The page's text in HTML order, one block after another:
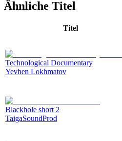
Ähnliche Titel
Titel
Technological Documentary
Yevhen Lokhmatov
Blackhole short 2
TaigaSoundProd